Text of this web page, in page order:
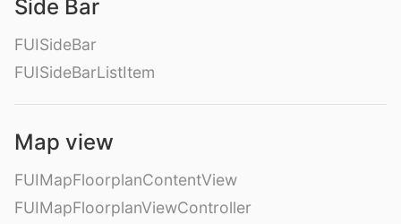
Side Bar
FUISideBar
FUISideBarListItem
Map view
FUIMapFloorplanContentView
FUIMapFloorplanViewController